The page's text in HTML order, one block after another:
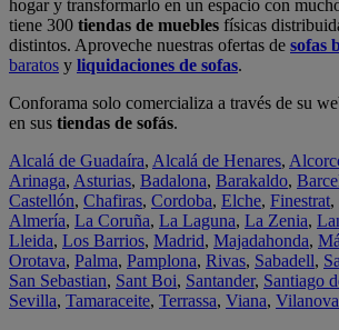
Ver más >>
© Conforama Términos y Condiciones
Política de cookies Configuración de Cookies